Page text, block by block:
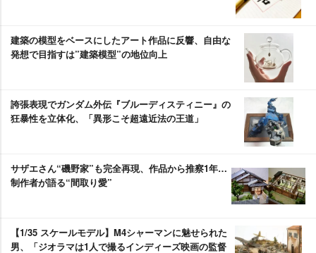
建築の模型をベースにしたアート作品に反響、自由な
発想で目指すは”建築模型”の地位向上
誇張表現でガンダム外伝『ブルーディスティニー』の
狂暴性を立体化、「異形こそ超遠近法の王道」
サザエさん“磯野家”も完全再現、作品から推察1年…
制作者が語る“間取り愛”
【1/35 スケールモデル】M4シャーマンに魅せられた
男、「ジオラマは1人で撮るインディーズ映画の監督